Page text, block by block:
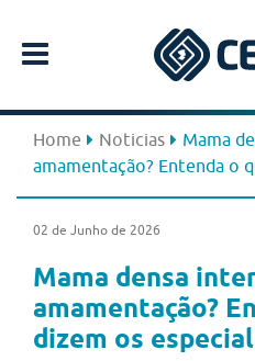
Home Noticias
Mama
amamentação? Entenda o
02 de Junho de 2026
Mama densa
amamentação?
dizem os